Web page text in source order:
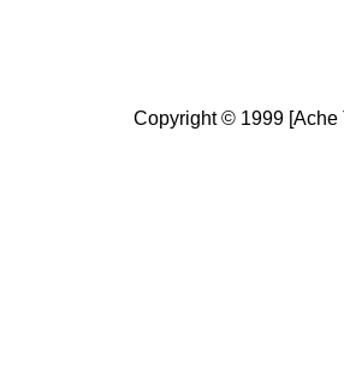
Copyright © 1999 [Ache